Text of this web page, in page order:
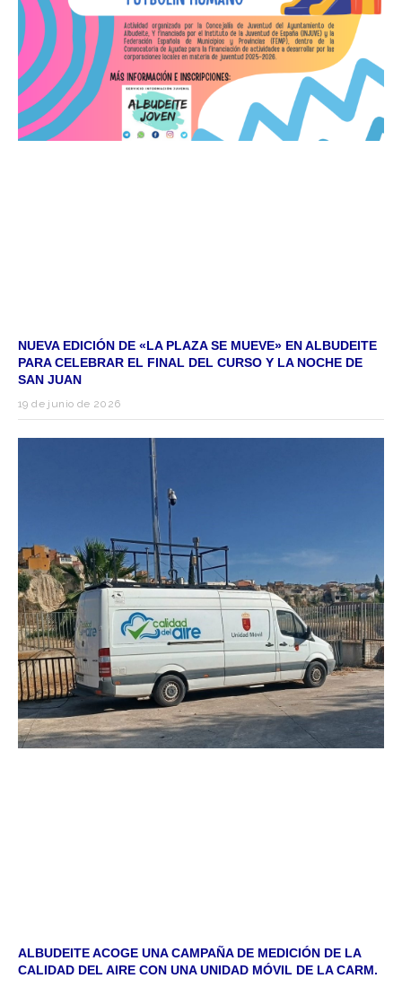
NUEVA EDICIÓN DE «LA PLAZA SE MUEVE» EN ALBUDEITE
PARA CELEBRAR EL FINAL DEL CURSO Y LA NOCHE DE
SAN JUAN
19 de junio de 2026
ALBUDEITE ACOGE UNA CAMPAÑA DE MEDICIÓN DE LA
CALIDAD DEL AIRE CON UNA UNIDAD MÓVIL DE LA CARM.